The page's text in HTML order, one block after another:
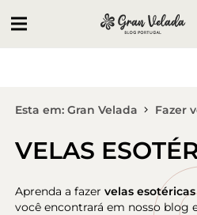
Esta em: Gran Velada Fazer
VELAS
Aprenda a fazer velas esotéricas
você encontrará em nosso blog